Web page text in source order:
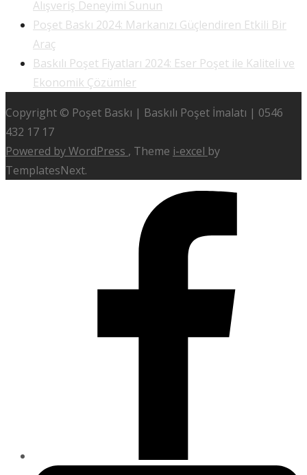
Alışveriş Deneyimi Sunun
Poşet Baskı 2024: Markanızı Güçlendiren Etkili Bir
Araç
Baskılı Poşet Fiyatları 2024: Eser Poşet ile Kaliteli ve
Ekonomik Çözümler
Copyright © Poşet Baskı | Baskılı Poşet İmalatı | 0546
432 17 17
Powered by WordPress , Theme i-excel by
TemplatesNext.